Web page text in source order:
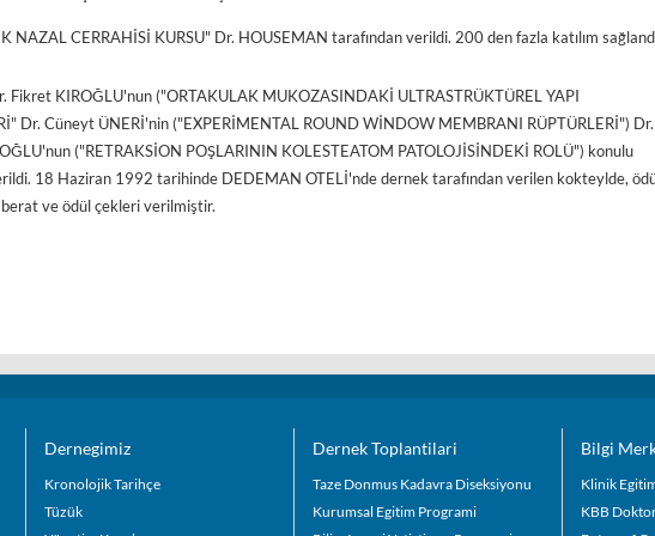
CERRAHİSİ KURSU" Dr. HOUSEMAN tarafından verildi. 200 den fazla katılım
Fikret KIROĞLU'nun ("ORTAKULAK MUKOZASINDAKİ ULTRASTRÜKTÜREL YAPI
Dr. Cüneyt ÜNERİ'nin ("EXPERİMENTAL ROUND WİNDOW MEMBRANI RÜPTÜRLERİ") Dr.
("RETRAKSİON POŞLARININ KOLESTEATOM PATOLOJİSİNDEKİ ROLÜ") konulu
18 Haziran 1992 tarihinde DEDEMAN OTELİ'nde dernek tarafından verilen kokteylde,
ve ödül çekleri verilmiştir.
Dernegimiz
Kronolojik Tarihçe
Tüzük
Dernek Toplantilari
Taze Donmus Kadavra Diseksiyonu
Kurumsal Egitim Programi
Bilgi
Klinik
KBB